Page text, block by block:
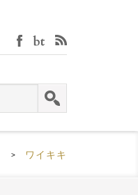
facebookbijin-tokei
> ワイキキ